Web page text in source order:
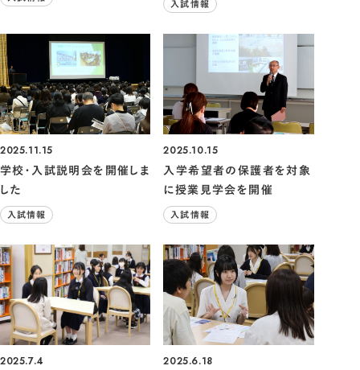
入試情報
2025.11.15
学校・入試説明会を開催しま
した
入試情報
2025.10.15
入学希望者の保護者を対象
に授業見学会を開催
入試情報
2025.7.4 2025.6.18